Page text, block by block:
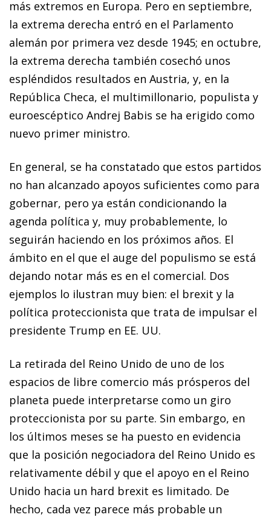
más extremos en Europa. Pero en septiembre,
la extrema derecha entró en el Parlamento
alemán por primera vez desde 1945; en octubre,
la extrema derecha también cosechó unos
espléndidos resultados en Austria, y, en la
República Checa, el multimillonario, populista y
euroescéptico Andrej Babis se ha erigido como
nuevo primer ministro.
En general, se ha constatado que estos partidos
no han alcanzado apoyos suficientes como para
gobernar, pero ya están condicionando la
agenda política y, muy probablemente, lo
seguirán haciendo en los próximos años. El
ámbito en el que el auge del populismo se está
dejando notar más es en el comercial. Dos
ejemplos lo ilustran muy bien: el brexit y la
política proteccionista que trata de impulsar el
presidente Trump en EE. UU.
La retirada del Reino Unido de uno de los
espacios de libre comercio más prósperos del
planeta puede interpretarse como un giro
proteccionista por su parte. Sin embargo, en
los últimos meses se ha puesto en evidencia
que la posición negociadora del Reino Unido es
relativamente débil y que el apoyo en el Reino
Unido hacia un hard brexit es limitado. De
hecho, cada vez parece más probable un